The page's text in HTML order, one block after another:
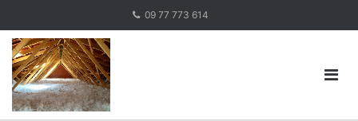
content
09 77 773 614